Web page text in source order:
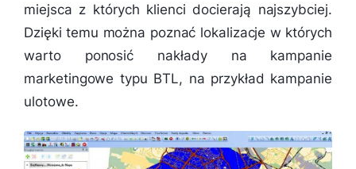
miejsca z których klienci docierają najszybciej.
Dzięki temu można poznać lokalizacje w których
warto ponosić nakłady na kampanie
marketingowe typu BTL, na przykład kampanie
ulotowe.